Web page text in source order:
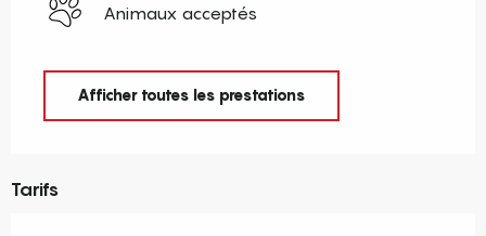
Animaux acceptés
Afficher toutes les prestations
Tarifs